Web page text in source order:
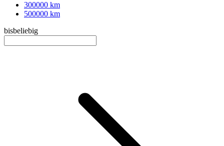
300000 km
500000 km
bisbeliebig